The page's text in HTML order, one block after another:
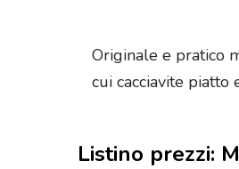
Originale e pratico
cui cacciavite piatto
Listino prezzi: